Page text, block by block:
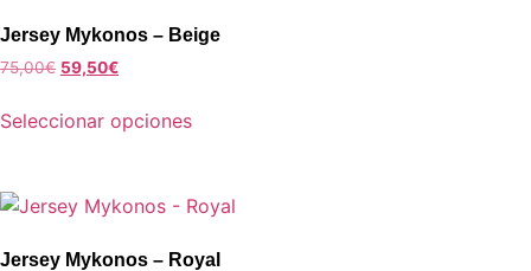
Jersey Mykonos – Beige
75,00€ 59,50€
Seleccionar opciones
Jersey Mykonos – Royal